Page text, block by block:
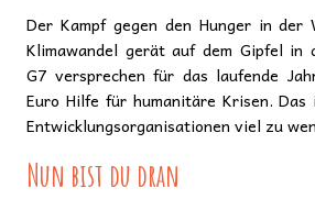
Der Kampf gegen den Hunger in der
Klimawandel gerät auf dem Gipfel in
G7 versprechen für das laufende
Euro Hilfe für humanitäre Krisen.
Entwicklungsorganisationen viel zu
Nun bist du dran